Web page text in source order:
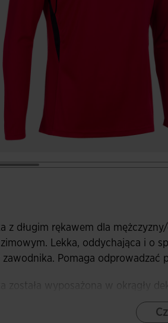
z długim rękawem dla
Lekka, oddychająca i o
Pomaga odprowadzać
została wyposażona w okrągły
swobodę ruchów i wygodę dla